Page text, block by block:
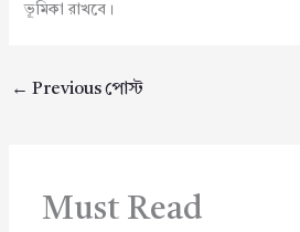
ভূমিকা রাখবে।
← Previous পোস্ট
Must Read